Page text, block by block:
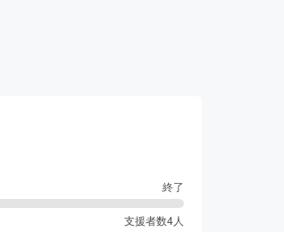
終了
支援者数4人